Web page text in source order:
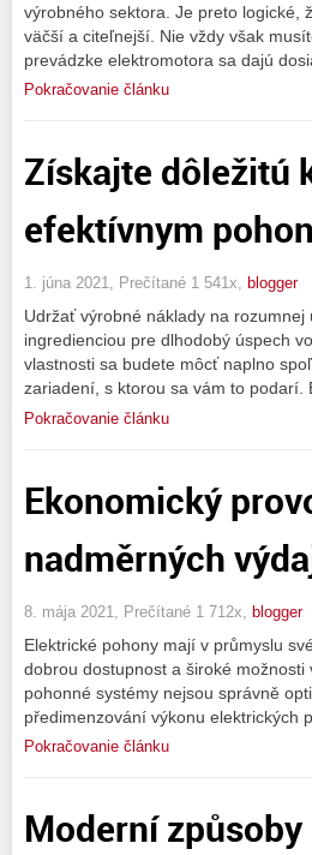
výrobného sektora. Je preto logické,
väčší a citeľnejší. Nie vždy však
prevádzke elektromotora sa dajú
Pokračovanie článku
Získajte dôležitú
efektívnym
1. júna 2021, Prečítané 1 541x, blogger
Udržať výrobné náklady na
ingredienciou pre dlhodobý úspech
vlastnosti sa budete môcť naplno
zariadení, s ktorou sa vám to
Pokračovanie článku
Ekonomický
nadměrných
8. mája 2021, Prečítané 1 712x, blogger
Elektrické pohony mají v průmyslu
dobrou dostupnost a široké
pohonné systémy nejsou správně
předimenzování výkonu
Pokračovanie článku
Moderní